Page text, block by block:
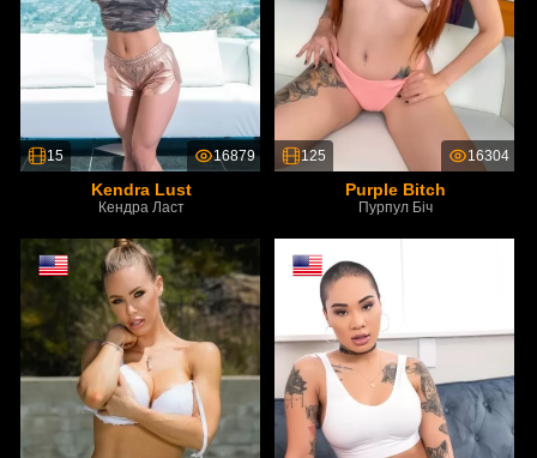
15 16879
Kendra Lust
Кендра Ласт
125 16304
Purple Bitch
Пурпул Біч